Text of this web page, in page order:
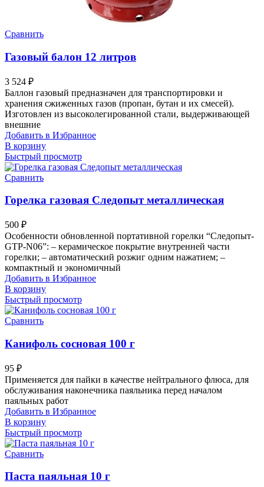
Сравнить
Газовый балон 12 литров
3 524 ₽
Баллон газовый предназначен для транспортировки и
хранения сжиженных газов (пропан, бутан и их смесей).
Изготовлен из высоколегированной стали, выдерживающей
внешние
Добавить в Избранное
В корзину
Быстрый просмотр
Сравнить
Горелка газовая Следопыт металлическая
500 ₽
Особенности обновленной портативной горелки “Следопыт-
GTP-N06”: – керамическое покрытие внутренней части
горелки; – автоматический розжиг одним нажатием; –
компактный и экономичный
Добавить в Избранное
В корзину
Быстрый просмотр
Сравнить
Канифоль сосновая 100 г
95 ₽
Применяется для пайки в качестве нейтрального флюса, для
обслуживания наконечника паяльника перед началом
паяльных работ
Добавить в Избранное
В корзину
Быстрый просмотр
Сравнить
Паста паяльная 10 г